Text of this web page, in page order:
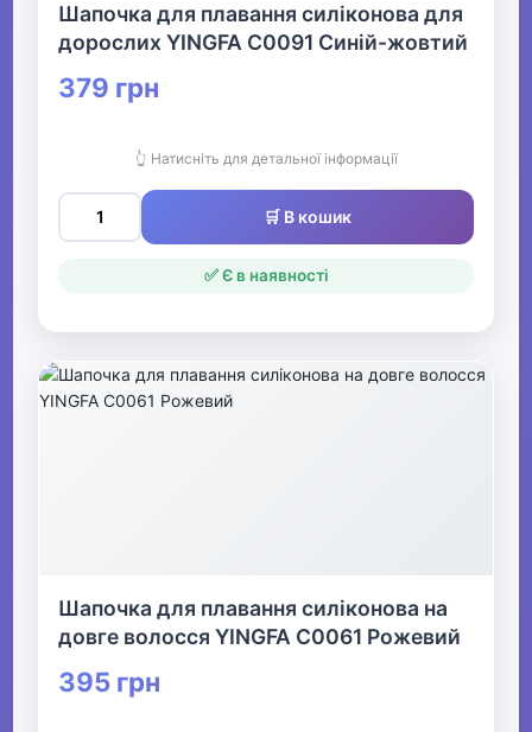
Шапочка для плавання силіконова для
дорослих YINGFA C0091 Синій-жовтий
379 грн
👆 Натисніть для детальної інформації
🛒 В кошик
✅ Є в наявності
Шапочка для плавання силіконова на
довге волосся YINGFA C0061 Рожевий
395 грн